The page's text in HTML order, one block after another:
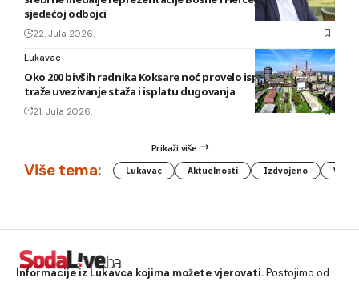
sjedećoj odbojci
22. Jula 2026.
Lukavac
Oko 200 bivših radnika Koksare noć provelo ispred fabrike,
traže uvezivanje staža i isplatu dugovanja
21. Jula 2026.
Prikaži više
Više tema: Lukavac Aktuelnosti Izdvojeno
Informacije iz Lukavca kojima možete vjerovati.Postojimo od